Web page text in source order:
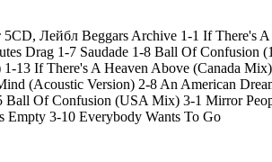
Лейбл Beggars Archive 1-1 If There's
Drag 1-7 Saudade 1-8 Ball Of
13 If There's A Heaven Above (Canada
(Acoustic Version) 2-8 An American
Of Confusion (USA Mix) 3-1 Mirror
Empty 3-10 Everybody Wants To Go